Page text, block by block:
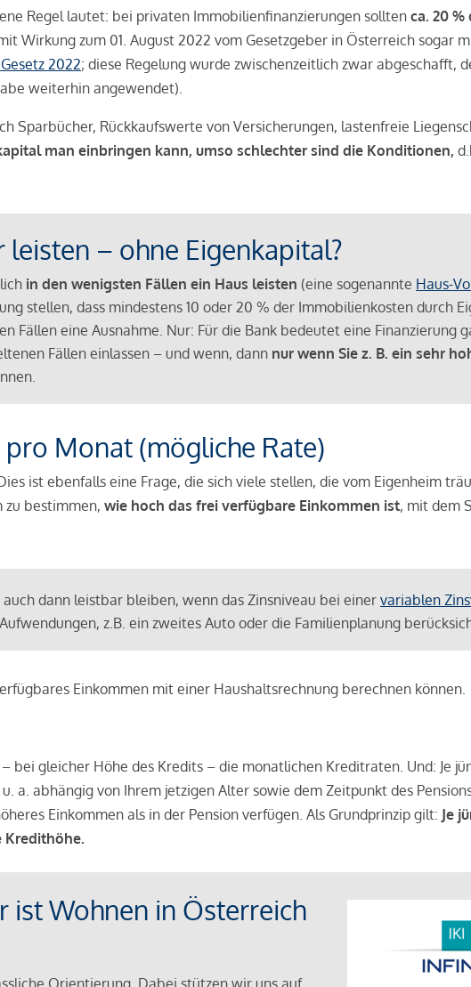
Regel lautet: bei privaten Immobilienfinanzierungen sollten ca. 20
Wirkung zum 01. August 2022 vom Gesetzgeber in Österreich sogar
2022; diese Regelung wurde zwischenzeitlich zwar abgeschafft,
weiterhin angewendet).
Sparbücher, Rückkaufswerte von Versicherungen, lastenfreie
man einbringen kann, umso schlechter sind die Konditionen,
– ohne Eigenkapital?
in den wenigsten Fällen ein Haus leisten (eine sogenannte Haus-
stellen, dass mindestens 10 oder 20 % der Immobilienkosten durch
Fällen eine Ausnahme. Nur: Für die Bank bedeutet eine Finanzierung
Fällen einlassen – und wenn, dann nur wenn Sie z. B. ein sehr
Monat (mögliche Rate)
ist ebenfalls eine Frage, die sich viele stellen, die vom Eigenheim
zu bestimmen, wie hoch das frei verfügbare Einkommen ist, mit dem
dann leistbar bleiben, wenn das Zinsniveau bei einer variablen
z.B. ein zweites Auto oder die Familienplanung
Einkommen mit einer Haushaltsrechnung berechnen können.
bei gleicher Höhe des Kredits – die monatlichen Kreditraten. Und: Je
u. a. abhängig von Ihrem jetzigen Alter sowie dem Zeitpunkt des
Einkommen als in der Pension verfügen. Als Grundprinzip gilt: Je
Kredithöhe.
ist Wohnen in Österreich